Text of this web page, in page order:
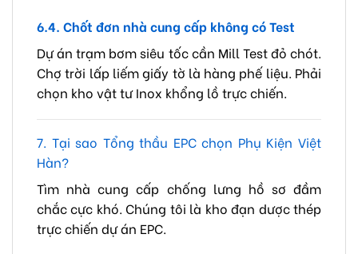
6.4. Chốt đơn nhà cung cấp không có Test
Dự án trạm bơm siêu tốc cần Mill Test đỏ chót.
Chợ trời lấp liếm giấy tờ là hàng phế liệu. Phải
chọn kho vật tư Inox khổng lồ trực chiến.
7. Tại sao Tổng thầu EPC chọn Phụ Kiện Việt
Hàn?
Tìm nhà cung cấp chống lưng hồ sơ đầm
chắc cực khó. Chúng tôi là kho đạn dược thép
trực chiến dự án EPC.